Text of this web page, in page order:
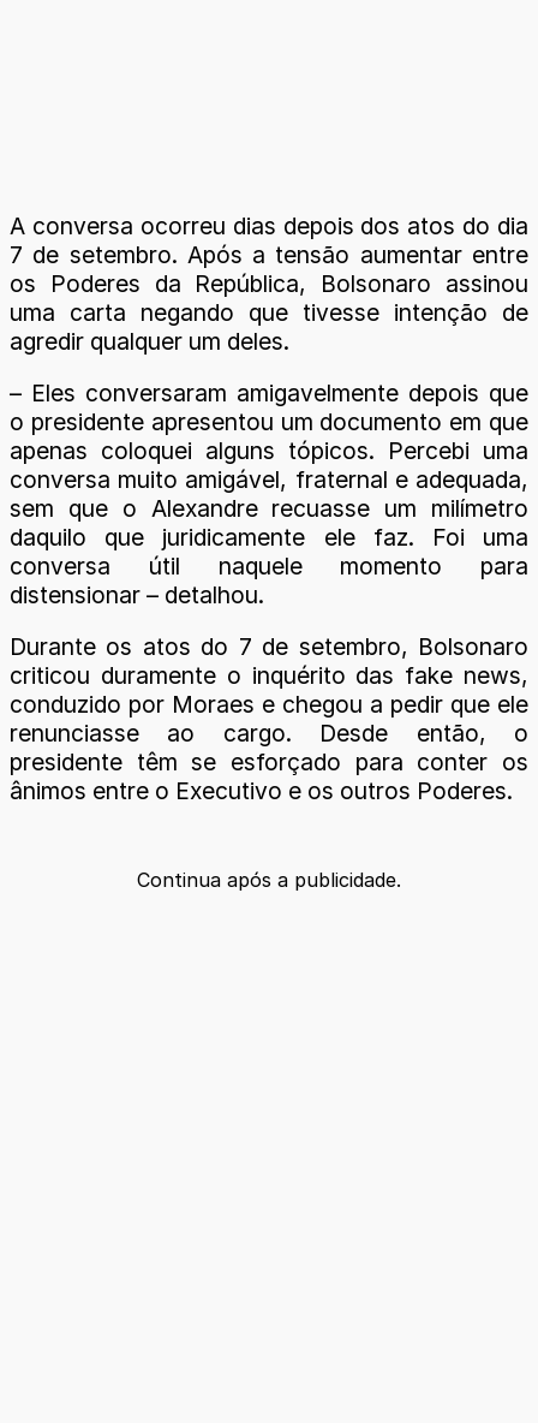
A conversa ocorreu dias depois dos atos do dia
7 de setembro. Após a tensão aumentar entre
os Poderes da República, Bolsonaro assinou
uma carta negando que tivesse intenção de
agredir qualquer um deles.
– Eles conversaram amigavelmente depois que
o presidente apresentou um documento em que
apenas coloquei alguns tópicos. Percebi uma
conversa muito amigável, fraternal e adequada,
sem que o Alexandre recuasse um milímetro
daquilo que juridicamente ele faz. Foi uma
conversa útil naquele momento para
distensionar – detalhou.
Durante os atos do 7 de setembro, Bolsonaro
criticou duramente o inquérito das fake news,
conduzido por Moraes e chegou a pedir que ele
renunciasse ao cargo. Desde então, o
presidente têm se esforçado para conter os
ânimos entre o Executivo e os outros Poderes.
Continua após a publicidade.